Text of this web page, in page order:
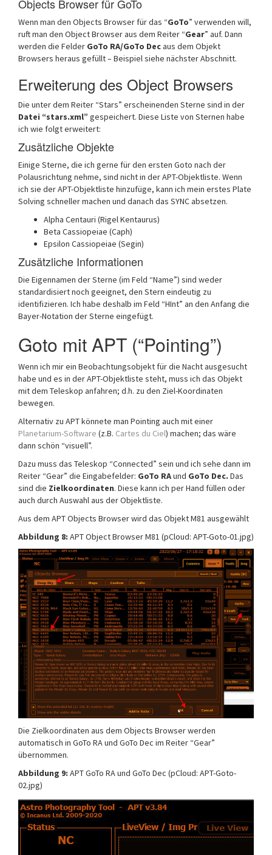
Objects Browser für GoTo
Wenn man den Objects Browser für das “GoTo” verwenden will,
ruft man den Object Browser aus dem Reiter “Gear” auf. Dann
werden die Felder GoTo RA/GoTo Decaus dem Objekt
Browsers heraus gefüllt – Beispiel siehe nächster Abschnitt.
Erweiterung des Object Browsers
Die unter dem Reiter “Stars” erscheinenden Sterne sind in der
Datei “stars.xml” gespeichert. Diese Liste von Sternen habe
ich wie folgt erweitert:
Zusätzliche Objekte
Einige Sterne, die ich gerne für den ersten Goto nach der
Polausrichtung nehme, sind nicht in der APT-Objektliste. Wenn
ich sie der APT-Objektliste hinzufüge, kann ich mein erstes Plate
Solving schneller machen und danach das SYNC absetzen.
Alpha Centauri (Rigel Kentaurus)
Beta Cassiopeiae (Caph)
Epsilon Cassiopeiae (Segin)
Zusätzliche Informationen
Die Eigennamen der Sterne (im Feld “Name”) sind weder
standardisiert noch geeignet, den Stern eindeutig zu
identifizieren. Ich habe deshalb im Feld “HInt” an den Anfang die
Bayer-Notation der Sterne eingefügt.
Goto mit APT (“Pointing”)
Wenn ich mir ein Beobachtungsobjekt für die Nacht ausgesucht
habe und es in der APT-Objektliste steht, muss ich das Objekt
mit dem Teleskop anfahren; d.h. zu den Ziel-Koordinaten
bewegen.
Alternativ zu APT könnete man Pointing auch mit einer
Planetarium-Software (z.B. Cartes du Ciel) machen; das wäre
dann schön “visuell”.
Dazu muss das Teleskop “Connected” sein und ich sehe dann im
Reiter “Gear” die Eingabefelder: GoTo RAund GoTo Dec. Das
sind die Zielkoordinaten. Diese kann ich per Hand füllen oder
auch durch Auswahl aus der Objektliste.
Aus dem APT Objects Browser wird das Objekt M81 ausgewählt
Abbildung 8: APT Object Browser M81 (pCloud: APT-Goto-01.jpg)
Die Zielkoordinaten aus dem Objects Browser werden
automatisch in GoTo RA und GoTo Dec im Reiter “Gear”
übernommen.
Abbildung 9: APT GoTo RA und GoTo Dec (pCloud: APT-Goto-
02.jpg)